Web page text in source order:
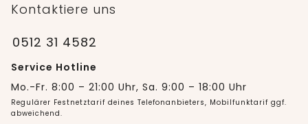
Kontaktiere uns
0512 31 4582
Service Hotline
Mo.-Fr. 8:00 – 21:00 Uhr, Sa. 9:00 – 18:00 Uhr
Regulärer Festnetztarif deines Telefonanbieters, Mobilfunktarif ggf.
abweichend.